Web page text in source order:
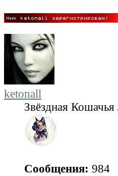
ketonall
Звёздная
Сообщения: 984